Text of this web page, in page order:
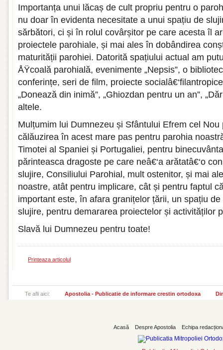
Importanța unui lăcaș de cult propriu pentru o
nu doar în evidenta necesitate a unui spațiu de
sărbători, ci și în rolul covârșitor pe care acesta îl
proiectele parohiale, și mai ales în dobândirea
maturității parohiei. Datorită spațiului actual am
ÅŸcoală parohială, evenimente „Nepsis”, o
conferințe, seri de film, proiecte
„Donează din inimă”, „Ghiozdan pentru un an”,
altele.
Mulțumim lui Dumnezeu și Sfântului Efrem cel Nou
călăuzirea în acest mare pas pentru parohia
Timotei al Spaniei și Portugaliei, pentru
părinteasca dragoste pe care neâ€‘a arătatâ€‘o
slujire, Consiliului Parohial, mult ostenitor, și mai
noastre, atât pentru implicare, cât și pentru faptul
important este, în afara granițelor țării, un spațiu
slujire, pentru demararea proiectelor și activităților
Slavă lui Dumnezeu pentru toate!
Printeaza articolul
Te afli aici: Apostolia - Publicatie de informare crestin ortodoxa
Acasă Despre Apostolia Echipa